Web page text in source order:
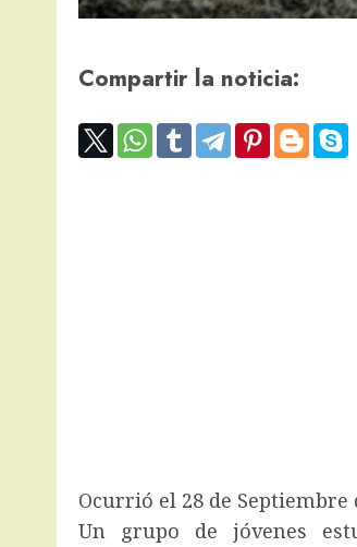
Compartir la noticia:
Ocurrió el 28 de Septiembre
Un grupo de jóvenes